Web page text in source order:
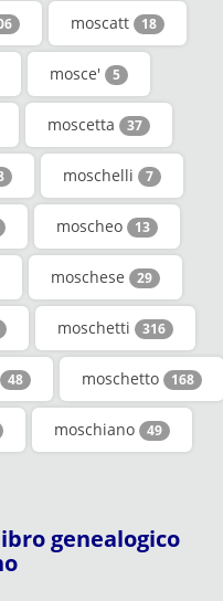
moscatt 18
mosce' 5
moscetta 37
moschelli 7
moscheo 13
moschese 29
moschetti 316
48 moschetto 168
moschiano 49
genealogico